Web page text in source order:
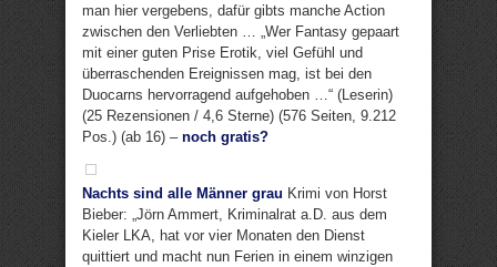
man hier vergebens, dafür gibts manche Action
zwischen den Verliebten … „Wer Fantasy gepaart
mit einer guten Prise Erotik, viel Gefühl und
überraschenden Ereignissen mag, ist bei den
Duocarns hervorragend aufgehoben …“ (Leserin)
(25 Rezensionen / 4,6 Sterne) (576 Seiten, 9.212
Pos.) (ab 16) – noch gratis?
Nachts sind alle Männer grau Krimi von Horst
Bieber: „Jörn Ammert, Kriminalrat a.D. aus dem
Kieler LKA, hat vor vier Monaten den Dienst
quittiert und macht nun Ferien in einem winzigen